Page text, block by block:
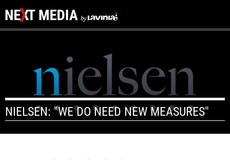
NIELSEN: "WE DO NEED NEW MEASURES"